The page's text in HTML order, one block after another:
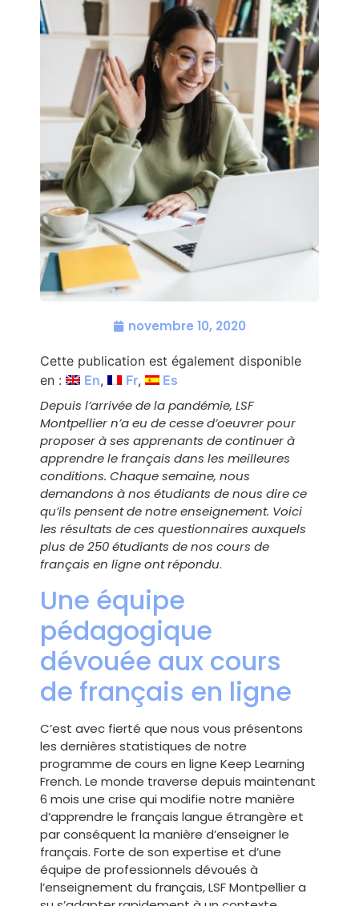
novembre 10, 2020
Cette publication est également disponible
en :
En Fr Es
Depuis l’arrivée de la pandémie, LSF
Montpellier n’a eu de cesse d’oeuvrer pour
proposer à ses apprenants de continuer à
apprendre le français dans les meilleures
conditions. Chaque semaine, nous
demandons à nos étudiants de nous dire ce
qu’ils pensent de notre enseignement. Voici
les résultats de ces questionnaires auxquels
plus de 250 étudiants de nos cours de
français en ligne ont répondu.
Une équipe
pédagogique
dévouée aux cours
de français en ligne
C’est avec fierté que nous vous présentons
les dernières statistiques de notre
programme de cours en ligne Keep Learning
French. Le monde traverse depuis maintenant
6 mois une crise qui modifie notre manière
d’apprendre le français langue étrangère et
par conséquent la manière d’enseigner le
français. Forte de son expertise et d’une
équipe de professionnels dévoués à
l’enseignement du français, LSF Montpellier a